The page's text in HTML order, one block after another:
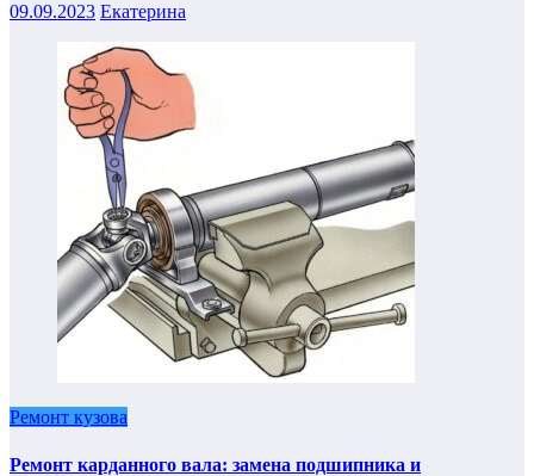
09.09.2023 Екатерина
Ремонт кузова
Ремонт карданного вала: замена подшипника и